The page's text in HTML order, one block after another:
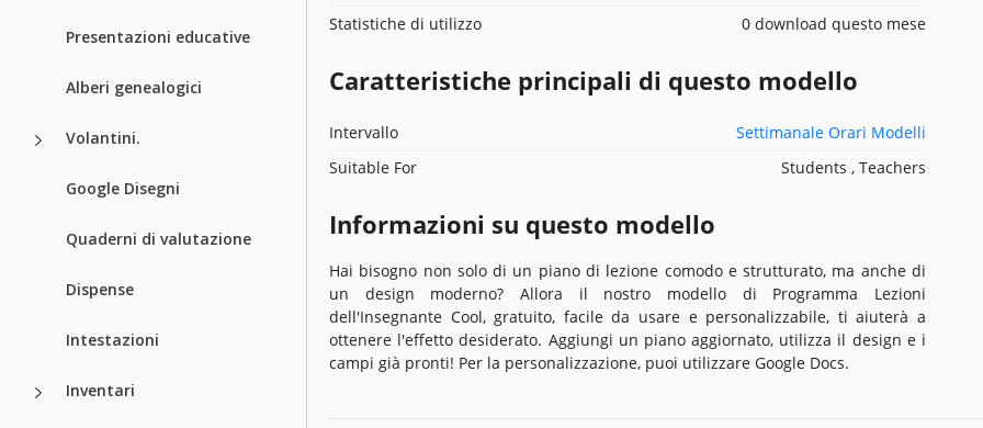
Presentazioni educative
Alberi genealogici
Volantini.
Google Disegni
Quaderni di valutazione
Dispense
Intestazioni
Inventari
Statistiche di utilizzo
0 download questo mese
Caratteristiche principali di questo modello
Intervallo
Settimanale Orari Modelli
Suitable For
Students , Teachers
Informazioni su questo modello
Hai bisogno non solo di un piano di lezione comodo e strutturato, ma anche di
un design moderno? Allora il nostro modello di Programma Lezioni
dell'Insegnante Cool, gratuito, facile da usare e personalizzabile, ti aiuterà a
ottenere l'effetto desiderato. Aggiungi un piano aggiornato, utilizza il design e i
campi già pronti! Per la personalizzazione, puoi utilizzare Google Docs.